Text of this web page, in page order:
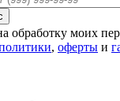
обработку моих
, оферты и